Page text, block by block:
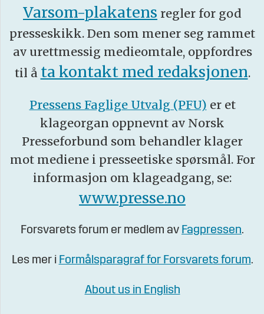
Varsom-plakatens regler for god
presseskikk. Den som mener seg rammet
av urettmessig medieomtale, oppfordres
til å ta kontakt med redaksjonen.
Pressens Faglige Utvalg (PFU) er et
klageorgan oppnevnt av Norsk
Presseforbund som behandler klager
mot mediene i presseetiske spørsmål. For
informasjon om klageadgang, se:
www.presse.no
Forsvarets forum er medlem av Fagpressen.
Les mer i Formålsparagraf for Forsvarets forum.
About us in English